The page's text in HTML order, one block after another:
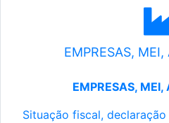
EMPRESAS,
EMPRESAS,
Situação fiscal,